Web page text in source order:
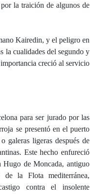
la traición de algunos de
Kairedin, y el peligro en
la cualidades del segundo y
creció al servicio
para ser jurado por las
se presentó en el puerto
galeras ligeras después de
Este hecho enfureció
de Moncada, antiguo
la Flota mediterránea,
contra el insolente